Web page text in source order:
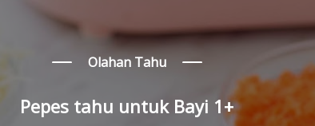
Olahan Tahu
Pepes tahu untuk Bayi 1+